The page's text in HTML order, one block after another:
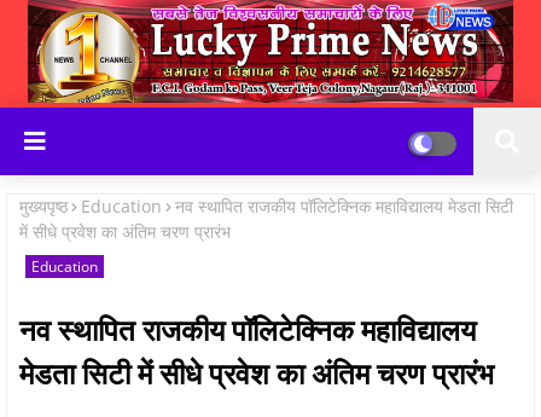
मुख्यपृष्ठ Education
नव स्थापित राजकीय पॉलिटेक्निक महाविद्यालय मेडता सिटी
में सीधे प्रवेश का अंतिम चरण प्रारंभ
Education
नव स्थापित राजकीय पॉलिटेक्निक महाविद्यालय
मेडता सिटी में सीधे प्रवेश का अंतिम चरण प्रारंभ